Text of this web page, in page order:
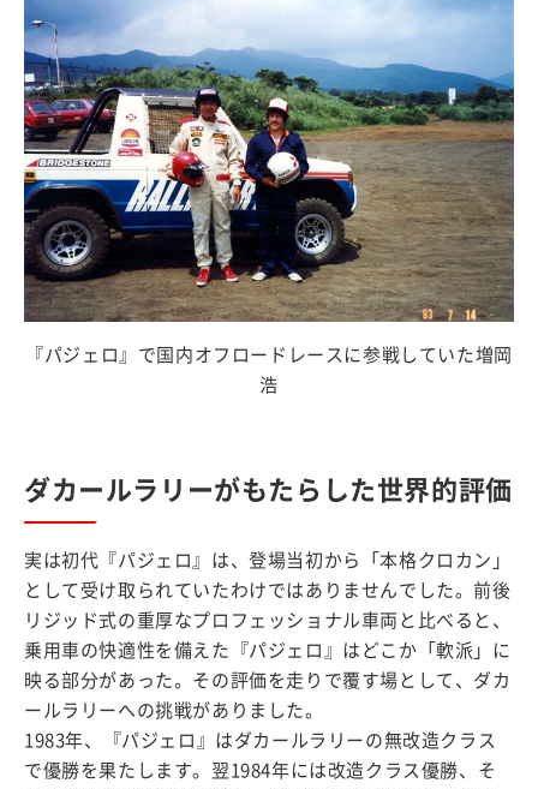
『パジェロ』で国内オフロードレースに参戦していた増岡
浩
ダカールラリーがもたらした世界的評価
実は初代『パジェロ』は、登場当初から「本格クロカン」
として受け取られていたわけではありませんでした。前後
リジッド式の重厚なプロフェッショナル車両と比べると、
乗用車の快適性を備えた『パジェロ』はどこか「軟派」に
映る部分があった。その評価を走りで覆す場として、ダカ
ールラリーへの挑戦がありました。
1983年、『パジェロ』はダカールラリーの無改造クラス
で優勝を果たします。翌1984年には改造クラス優勝、そ